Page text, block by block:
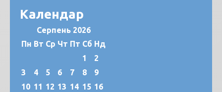
Календар
Серпень 2026
Пн Вт Ср Чт Пт Сб Нд
1
2
3
4 5 6 7 8
9
10 11 12 13 14 15 16